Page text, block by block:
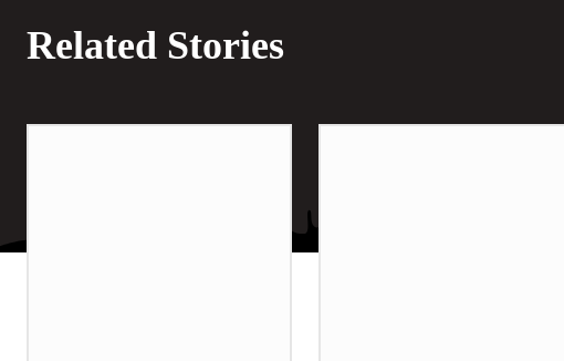
Related Stories